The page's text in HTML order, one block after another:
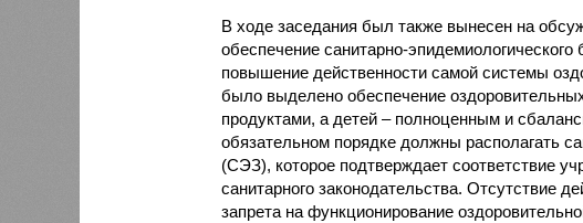
В ходе заседания был также вынесен на
обеспечение санитарно-
повышение действенности самой системы
было выделено обеспечение
продуктами, а детей – полноценным и
обязательном порядке должны располагать
(СЭЗ), которое подтверждает соответствие
санитарного законодательства. Отсутствие
запрета на функционирование